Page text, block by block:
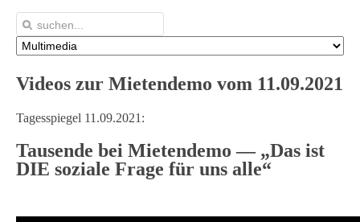
Videos zur Mietendemo vom 11.09.2021
Tagesspiegel 11.09.2021:
Tausende bei Mietendemo — „Das ist
DIE soziale Frage für uns alle“